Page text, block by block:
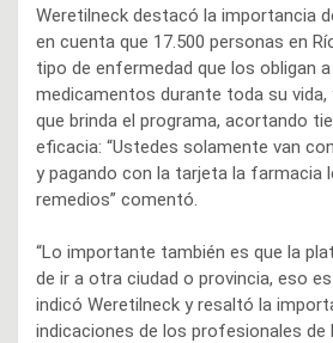
Weretilneck destacó la importancia
en cuenta que 17.500 personas en
tipo de enfermedad que los obligan
medicamentos durante toda su vida,
que brinda el programa, acortando
eficacia: “Ustedes solamente van
y pagando con la tarjeta la farmacia
remedios” comentó.
“Lo importante también es que la
de ir a otra ciudad o provincia, eso
indicó Weretilneck y resaltó la
indicaciones de los profesionales de